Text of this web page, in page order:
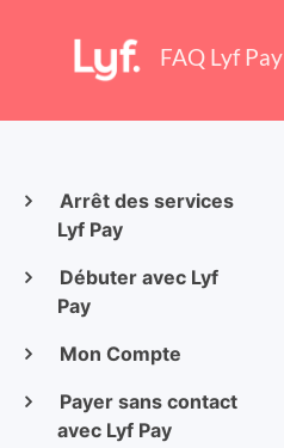
FAQ Lyf Pay
Arrêt des services
Lyf Pay
Débuter avec Lyf
Pay
Mon Compte
Payer sans contact
avec Lyf Pay